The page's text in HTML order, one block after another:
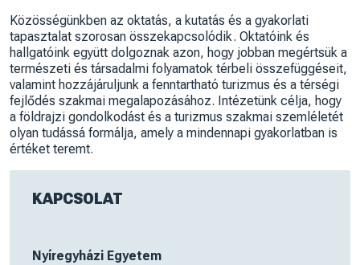
Közösségünkben az oktatás, a kutatás és a gyakorlati
tapasztalat szorosan összekapcsolódik. Oktatóink és
hallgatóink együtt dolgoznak azon, hogy jobban megértsük a
természeti és társadalmi folyamatok térbeli összefüggéseit,
valamint hozzájáruljunk a fenntartható turizmus és a térségi
fejlődés szakmai megalapozásához. Intézetünk célja, hogy
a földrajzi gondolkodást és a turizmus szakmai szemléletét
olyan tudássá formálja, amely a mindennapi gyakorlatban is
értéket teremt.
KAPCSOLAT
Nyíregyházi Egyetem